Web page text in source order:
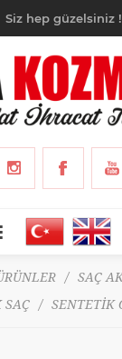
Siz hep güzelsiniz !
/ SAÇ
SAÇ
/ SENTETİK